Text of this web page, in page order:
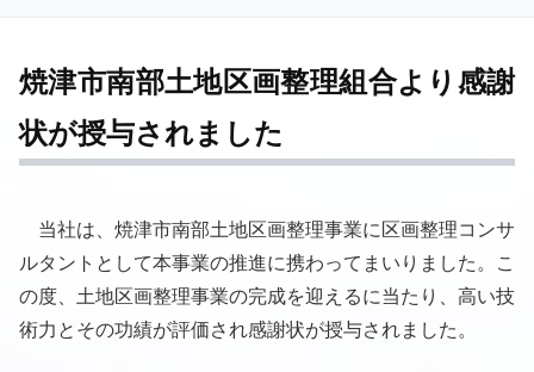
焼津市南部土地区画整理組合より感謝
状が授与されました
当社は、焼津市南部土地区画整理事業に区画整理コンサ
ルタントとして本事業の推進に携わってまいりました。こ
の度、土地区画整理事業の完成を迎えるに当たり、高い技
術力とその功績が評価され感謝状が授与されました。